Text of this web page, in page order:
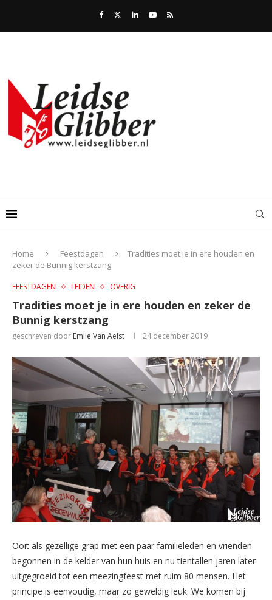
Home Feestdagen
Tradities moet je in ere houden en
zeker de Bunnig kerstzang
FEESTDAGEN LEIDEN OVERIG
Tradities moet je in ere houden en zeker de
Bunnig kerstzang
geschreven door Emile Van Aelst 24 december 2019
Ooit als gezellige grap met een paar familieleden en vrienden
begonnen in de kelder van hun huis en nu tientallen jaren later
uitgegroeid tot een meezingfeest met ruim 80 mensen. Het
principe is eenvoudig, maar zo geweldig leuk. We komen bij